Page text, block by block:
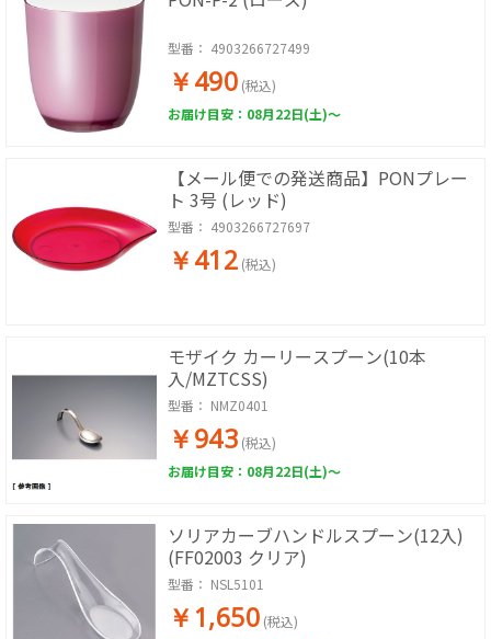
型番： 4903266727499
￥490 (税込)
お届け目安：08月22日(土)～
【メール便での発送商品】PONプレー
ト 3号 (レッド)
型番： 4903266727697
￥412 (税込)
モザイク カーリースプーン(10本
入/MZTCSS)
型番： NMZ0401
￥943 (税込)
お届け目安：08月22日(土)～
ソリアカーブハンドルスプーン(12入)
(FF02003 クリア)
型番： NSL5101
￥1,650 (税込)